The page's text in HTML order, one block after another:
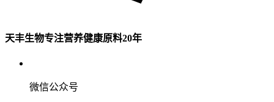
天丰生物专注营养健康原料20年
微信公众号